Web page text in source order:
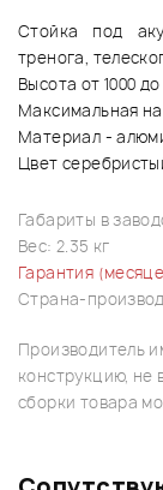
Стойка под
тренога,
Высота от 1000 до
Максимальная
Материал -
Цвет
Габариты в
Вес: 2.35 кг
Гарантия
Страна-
Производитель
конструкцию, не
сборки товара